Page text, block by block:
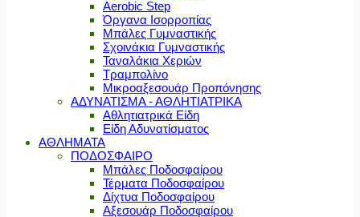
Aerobic Step
Όργανα Ισορροπίας
Μπάλες Γυμναστικής
Σχοινάκια Γυμναστικής
Ταναλάκια Χεριών
Τραμπολίνο
Μικροαξεσουάρ Προπόνησης
ΑΔΥΝΑΤΙΣΜΑ - ΑΘΛΗΤΙΑΤΡΙΚΑ
Αθλητιατρικά Είδη
Είδη Αδυνατίσματος
ΑΘΛΗΜΑΤΑ
ΠΟΔΟΣΦΑΙΡΟ
Μπάλες Ποδοσφαίρου
Τέρματα Ποδοσφαίρου
Δίχτυα Ποδοσφαίρου
Αξεσουάρ Ποδοσφαίρου